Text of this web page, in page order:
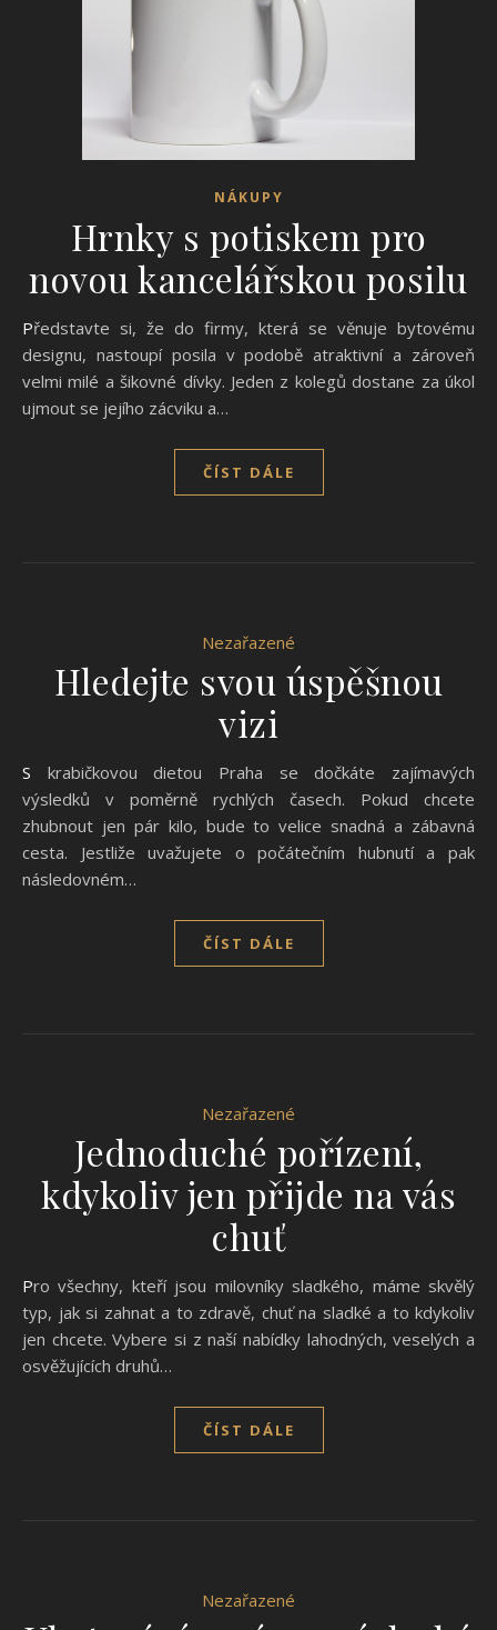
NÁKUPY
Hrnky s potiskem pro
novou kancelářskou posilu
Představte si, že do firmy, která se věnuje bytovému
designu, nastoupí posila v podobě atraktivní a zároveň
velmi milé a šikovné dívky. Jeden z kolegů dostane za úkol
ujmout se jejího zácviku a…
ČÍST DÁLE
Nezařazené
Hledejte svou úspěšnou
vizi
S krabičkovou dietou Praha se dočkáte zajímavých
výsledků v poměrně rychlých časech. Pokud chcete
zhubnout jen pár kilo, bude to velice snadná a zábavná
cesta. Jestliže uvažujete o počátečním hubnutí a pak
následovném…
ČÍST DÁLE
Nezařazené
Jednoduché pořízení,
kdykoliv jen přijde na vás
chuť
Pro všechny, kteří jsou milovníky sladkého, máme skvělý
typ, jak si zahnat a to zdravě, chuť na sladké a to kdykoliv
jen chcete. Vybere si z naší nabídky lahodných, veselých a
osvěžujících druhů…
ČÍST DÁLE
Nezařazené